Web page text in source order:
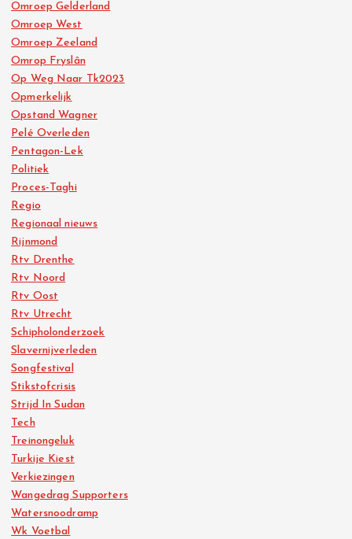
Omroep Gelderland
Omroep West
Omroep Zeeland
Omrop Fryslân
Op Weg Naar Tk2023
Opmerkelijk
Opstand Wagner
Pelé Overleden
Pentagon-Lek
Politiek
Proces-Taghi
Regio
Regionaal nieuws
Rijnmond
Rtv Drenthe
Rtv Noord
Rtv Oost
Rtv Utrecht
Schipholonderzoek
Slavernijverleden
Songfestival
Stikstofcrisis
Strijd In Sudan
Tech
Treinongeluk
Turkije Kiest
Verkiezingen
Wangedrag Supporters
Watersnoodramp
Wk Voetbal